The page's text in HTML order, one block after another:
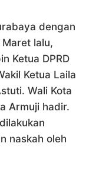
dengan
lalu,
Ketua DPRD
Ketua Laila
Wali Kota
Armuji hadir.
naskah oleh